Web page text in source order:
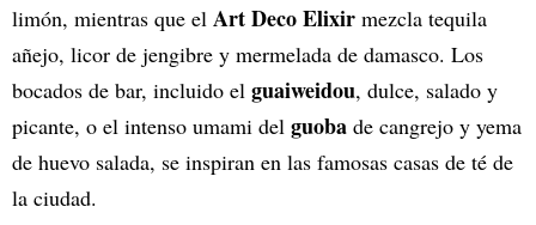
limón, mientras que el Art Deco Elixir mezcla tequila
añejo, licor de jengibre y mermelada de damasco. Los
bocados de bar, incluido el guaiweidou, dulce, salado y
picante, o el intenso umami del guoba de cangrejo y yema
de huevo salada, se inspiran en las famosas casas de té de
la ciudad.